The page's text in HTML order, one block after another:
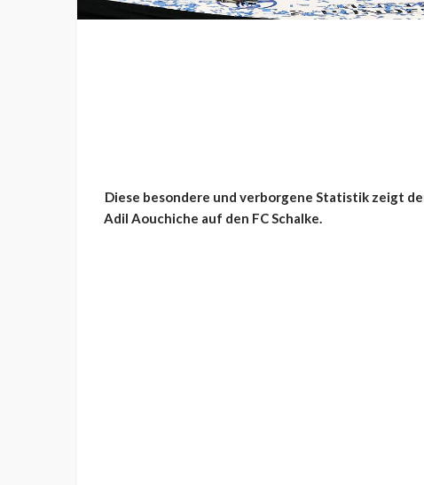
Diese besondere und verborgene Statistik zeigt
Adil Aouchiche auf den FC Schalke.